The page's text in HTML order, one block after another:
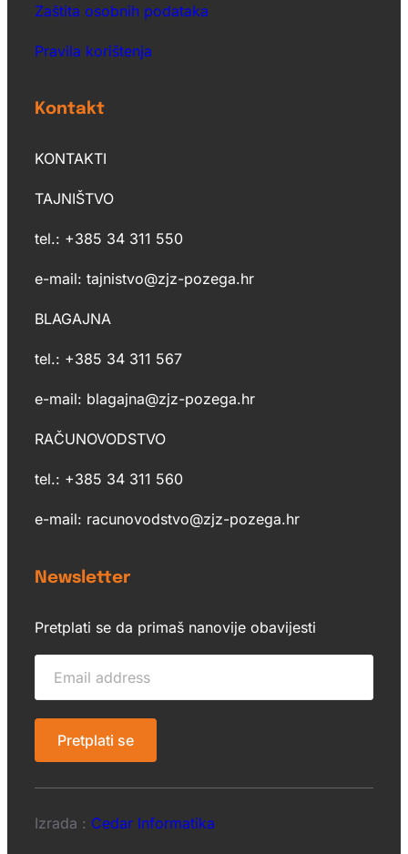
Zaštita osobnih podataka
Pravila korištenja
Kontakt
KONTAKTI
TAJNIŠTVO
tel.: +385 34 311 550
e-mail: tajnistvo@zjz-pozega.hr
BLAGAJNA
tel.: +385 34 311 567
e-mail: blagajna@zjz-pozega.hr
RAČUNOVODSTVO
tel.: +385 34 311 560
e-mail: racunovodstvo@zjz-pozega.hr
Newsletter
Pretplati se da primaš nanovije obavijesti
Izrada : Cedar Informatika